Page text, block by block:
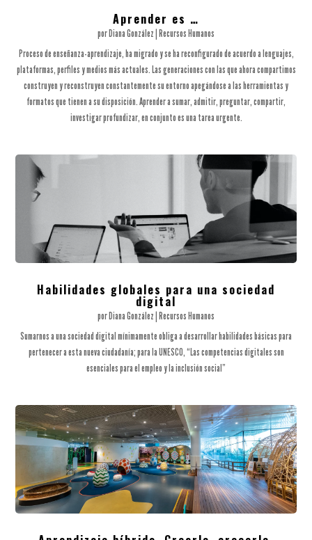
Aprender es …
porDiana González |Recursos Humanos
Proceso de enseñanza-aprendizaje, ha migrado y se ha reconfigurado de acuerdo a lenguajes,
plataformas, perfiles y medios más actuales. Las generaciones con las que ahora compartimos
construyen y reconstruyen constantemente su entorno apegándose a las herramientas y
formatos que tienen a su disposición. Aprender a sumar, admitir, preguntar, compartir,
investigar profundizar, en conjunto es una tarea urgente.
Habilidades globales para una sociedad
digital
porDiana González |Recursos Humanos
Sumarnos a una sociedad digital mínimamente obliga a desarrollar habilidades básicas para
pertenecer a esta nueva ciudadanía; para la UNESCO, “Las competencias digitales son
esenciales para el empleo y la inclusión social”